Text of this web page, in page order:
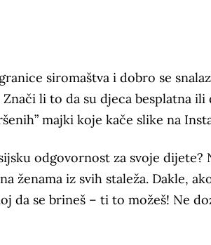
siromaštva i dobro se
li to da su djeca besplatna
majki koje kače slike na
odgovornost za svoje
ženama iz svih staleža. Dakle,
da se brineš – ti to možeš! Ne